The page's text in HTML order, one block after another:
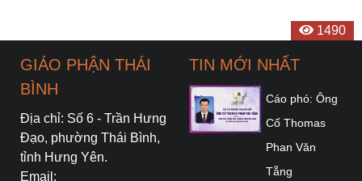
1520
1447
1199
1203
1431
1104
1450
1255
1140
1460
1394
1490
GIÁO PHẬN THÁI
BÌNH
Địa chỉ: Số 6 - Trần Hưng
Đạo, phường Thái Bình,
tỉnh Hưng Yên.
Email:
TIN MỚI NHẤT
Cáo phó: Ông
Cố Thomas
Phan Văn
Tẵng